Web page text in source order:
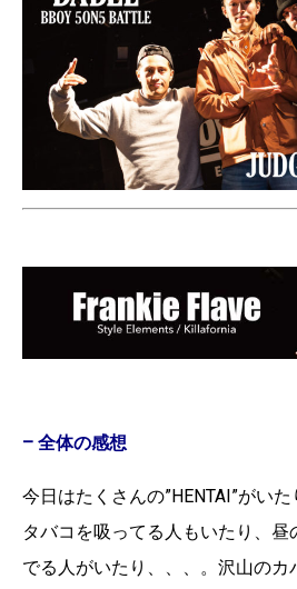
– 全体の感想
今日はたくさんの”HENTAI”がい
タバコを吸ってる人もいたり、
でる人がいたり、、、。沢山のカ